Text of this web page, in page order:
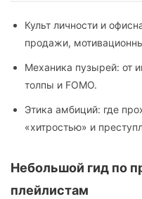
Культ личности и
продажи,
Механика пузырей: от
толпы и FOMO.
Этика амбиций: где
«хитростью» и
Небольшой гид по
плейлистам